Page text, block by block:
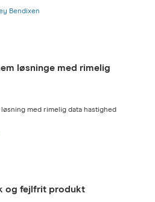
Bendixen
løsninge med rimelig
med rimelig data hastighed
og fejlfrit produkt